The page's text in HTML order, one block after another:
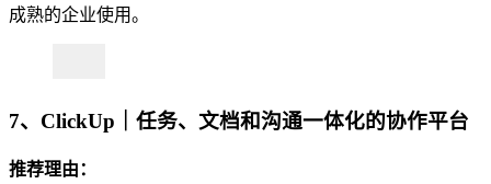
成熟的企业使用。
7、ClickUp｜任务、文档和沟通一体化的协作平台
推荐理由：